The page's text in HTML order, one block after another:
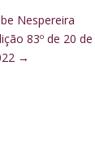
Nespereira
83º de 20 de
→